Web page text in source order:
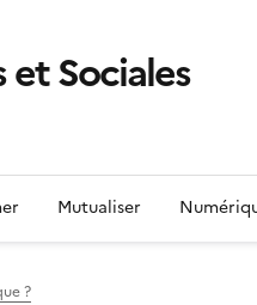
et Sociales
Mutualiser
?